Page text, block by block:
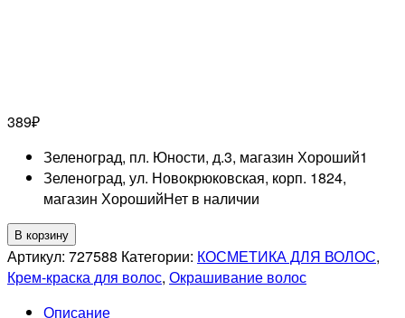
389₽
Зеленоград, пл. Юности, д.3, магазин Хороший1
Зеленоград, ул. Новокрюковская, корп. 1824,
магазин ХорошийНет в наличии
Количество
товара
OLLIN
В корзину
Артикул: 727588 Категории: КОСМЕТИКА ДЛЯ ВОЛОС,
Крем-краска для волос, Окрашивание волос
Описание